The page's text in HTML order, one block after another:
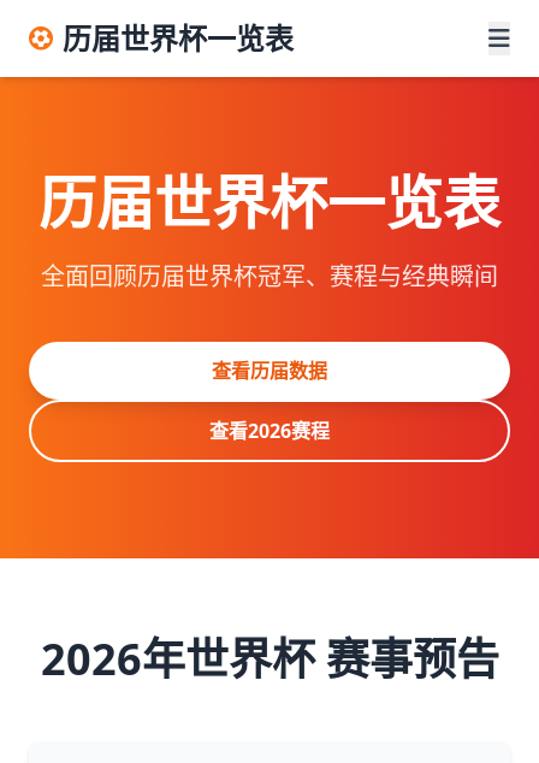
历届世界杯一览表
历届世界杯一览表
全面回顾历届世界杯冠军、赛程与经典瞬间
查看历届数据
查看2026赛程
2026年世界杯 赛事预告